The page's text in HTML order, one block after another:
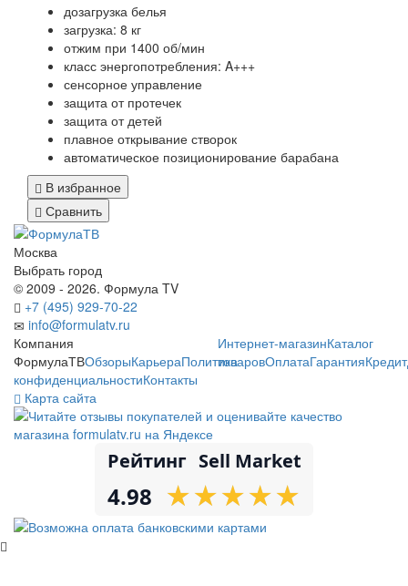
дозагрузка белья
загрузка: 8 кг
отжим при 1400 об/мин
класс энергопотребления: A+++
сенсорное управление
защита от протечек
защита от детей
плавное открывание створок
автоматическое позиционирование барабана
В избранное
Сравнить
Москва
Выбрать город
© 2009 - 2026. Формула TV
+7 (495) 929-70-22
info@formulatv.ru
Компания
ФормулаТВОбзорыКарьераПолитика
конфиденциальностиКонтакты
Интернет-магазинКаталог
товаровОплатаГарантияКредит
Карта сайта
Рейтинг Sell Market
4.98 ★
★★
★★
★★
★★
★